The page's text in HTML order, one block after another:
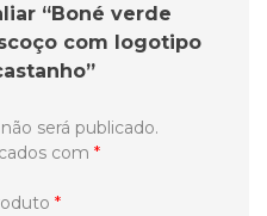
“Boné verde
com logotipo
será publicado.
com *
*